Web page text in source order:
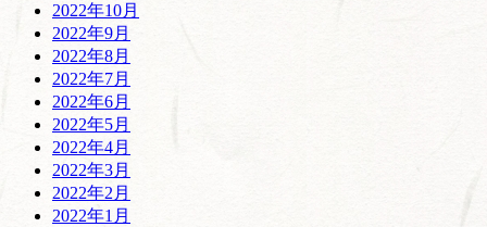
2022年10月
2022年9月
2022年8月
2022年7月
2022年6月
2022年5月
2022年4月
2022年3月
2022年2月
2022年1月